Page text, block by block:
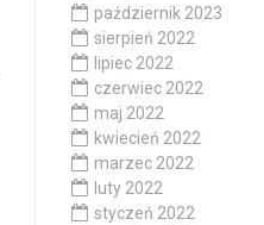
październik 2023
sierpień 2022
lipiec 2022
czerwiec 2022
maj 2022
kwiecień 2022
marzec 2022
luty 2022
styczeń 2022